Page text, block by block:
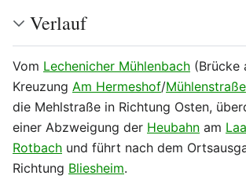
Verlauf
Vom Lechenicher Mühlenbach (Brücke
Kreuzung Am Hermeshof/Mühlenstraße
die Mehlstraße in Richtung Osten,
einer Abzweigung der Heubahn am
Rotbach und führt nach dem
Richtung Bliesheim.